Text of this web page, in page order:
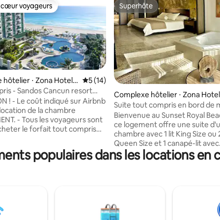
sur la base de 7 commentaires : 5 sur 5
cœur voyageurs
voyageurs
hôtelier ⋅ Zona Hotele Évaluation moyenne sur la base de 14
5 (14)
- Sandos Cancun resort
Airbnb
de la chambre
sont
le forfait tout compris
tout compris. - La
doit être confirmée avant
tout compris. - Le coût
tout compris varie en fonction
Superhôte
Superhôte
Complexe hôtelier ⋅ Zona
a
Suite tout compris en bord de
ou deux chambres
Bienvenue au Sunset Royal
ce logement offre une suite
chambre avec 1 lit King Size ou
Queen Size et 1 canapé-lit avec
l'expérience membre Sunset
forfait tout compris et l'accès
enfants de moins de 12 ans
VEUILLEZ ME CONTACTER À
car je dois vérifier l'évolution
populaires dans les locations en